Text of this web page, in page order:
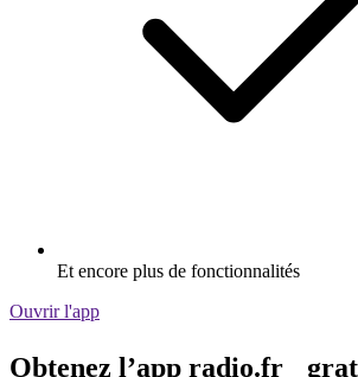
Et encore plus de fonctionnalités
Ouvrir l'app
Obtenez l’app radio.fr